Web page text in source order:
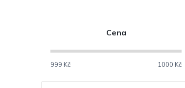
Cena
999 Kč 1000 Kč